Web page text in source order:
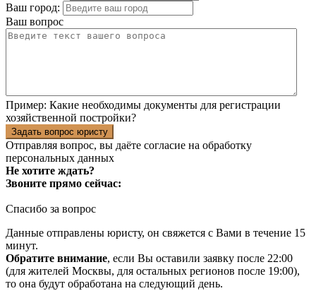
Ваш город:
Ваш вопрос
Пример: Какие необходимы документы для регистрации
хозяйственной постройки?
Задать вопрос юристу
Отправляя вопрос, вы даёте согласие на обработку
персональных данных
Не хотите ждать?
Звоните прямо сейчас:
Спасибо за вопрос
Данные отправлены юристу, он свяжется с Вами в течение 15
минут.
Обратите внимание, если Вы оставили заявку после 22:00
(для жителей Москвы, для остальных регионов после 19:00),
то она будут обработана на следующий день.